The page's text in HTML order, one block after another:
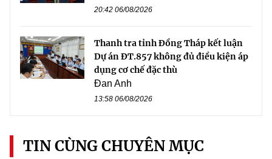
20:42 06/08/2026
Thanh tra tỉnh Đồng Tháp kết luận
Dự án ĐT.857 không đủ điều kiện áp
dụng cơ chế đặc thù
Đan Anh
13:58 06/08/2026
TIN CÙNG CHUYÊN MỤC